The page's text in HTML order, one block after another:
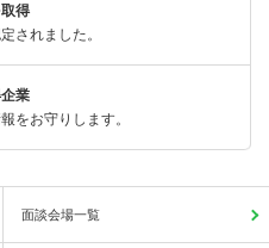
得
されました。
業
をお守りします。
面談会場一覧